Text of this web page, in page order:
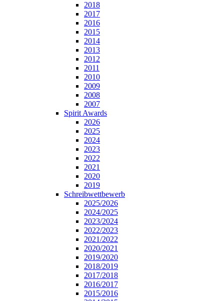
2018
2017
2016
2015
2014
2013
2012
2011
2010
2009
2008
2007
Spirit Awards
2026
2025
2024
2023
2022
2021
2020
2019
Schreibwettbewerb
2025/2026
2024/2025
2023/2024
2022/2023
2021/2022
2020/2021
2019/2020
2018/2019
2017/2018
2016/2017
2015/2016